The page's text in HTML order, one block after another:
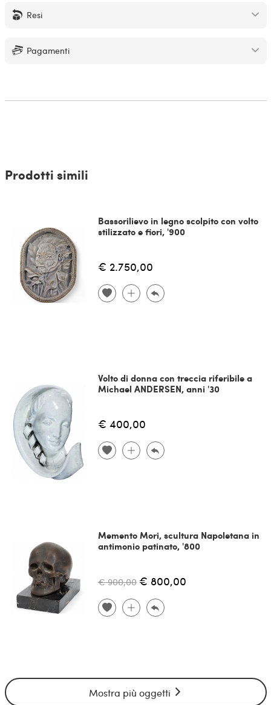
Resi
Pagamenti
Prodotti simili
Bassorilievo in legno scolpito con volto
stilizzato e fiori, '900
€ 2.750,00
Volto di donna con treccia riferibile a
Michael ANDERSEN, anni '30
€ 400,00
Memento Mori, scultura Napoletana in
antimonio patinato, '800
€ 900,00 € 800,00
Mostra più oggetti